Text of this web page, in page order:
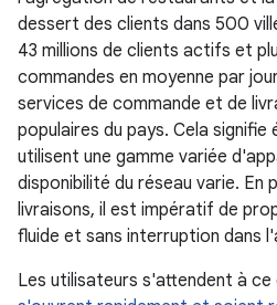
dessert des clients dans 500
43 millions de clients actifs et
commandes en moyenne par
services de commande et de
populaires du pays. Cela signifie
utilisent une gamme variée
disponibilité du réseau varie. En
livraisons, il est impératif de
fluide et sans interruption dans
Les utilisateurs s'attendent à ce